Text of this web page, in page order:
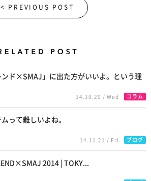
< PREVIOUS POST
ンド×SMAJ」に出た方がいいよ。という理
14.10.29 / Wed コラム
って難しいよね。
14.11.21 / Fri ブログ
2014 | TOKY...